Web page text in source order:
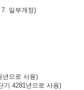
일부개정)
년으로 사용)
기 4281년으로 사용)